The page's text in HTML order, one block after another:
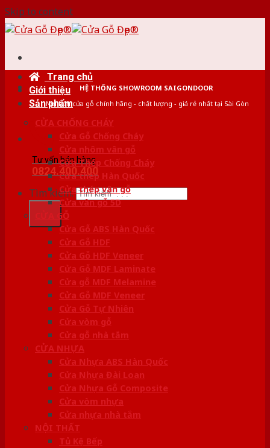
Skip to content
HỆ THỐNG SHOWROOM SAIGONDOOR
Nơi bán cửa gỗ chính hãng - chất lượng - giá rẻ nhất tại Sài Gòn
Tư vấn bán hàng
0824.400.400
Tìm kiếm:
Trang chủ
Giới thiệu
Sản phẩm
CỬA CHỐNG CHÁY
Cửa Gỗ Chống Cháy
Cửa nhôm vân gỗ
Cửa Thép Chống Cháy
Cửa thép Hàn Quốc
Cửa thép vân gỗ
Cửa vân gỗ 5D
CỬA GỖ
Cửa Gỗ ABS Hàn Quốc
Cửa Gỗ HDF
Cửa Gỗ HDF Veneer
Cửa Gỗ MDF Laminate
Cửa gỗ MDF Melamine
Cửa Gỗ MDF Veneer
Cửa Gỗ Tự Nhiên
Cửa vòm gỗ
Cửa gỗ nhà tắm
CỬA NHỰA
Cửa Nhựa ABS Hàn Quốc
Cửa Nhựa Đài Loan
Cửa Nhựa Gỗ Composite
Cửa vòm nhựa
Cửa nhựa nhà tắm
NỘI THẤT
Tủ Kệ Bếp